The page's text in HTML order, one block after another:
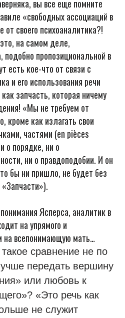
вы все еще помните
«свободных ассоциаций в
своего психоаналитика?!
на самом деле,
подобно пропозициональной в
есть кое-что от связи с
и его использования речи
запчасть, которая ничему
«Мы не требуем от
кроме как излагать свои
частями (en pièces
о порядке, ни о
ни о правдоподобии. И он
бы ни пришло, не будет без
Ясперса, аналитик в
на упрямого и
на всепонимающую мать…
сравнение не по
передать вершину
или любовь к
«Это речь как
не служит